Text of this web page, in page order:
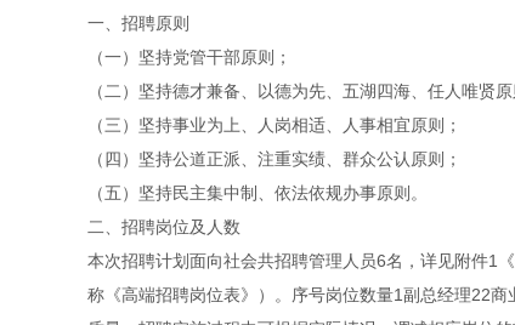
一、招聘原则
（一）坚持党管干部原则；
（二）坚持德才兼备、以德为先、五湖四海、任人唯贤原
（三）坚持事业为上、人岗相适、人事相宜原则；
（四）坚持公道正派、注重实绩、群众公认原则；
（五）坚持民主集中制、依法依规办事原则。
二、招聘岗位及人数
本次招聘计划面向社会共招聘管理人员6名，详见附件1
称《高端招聘岗位表》）。序号岗位数量1副总经理22